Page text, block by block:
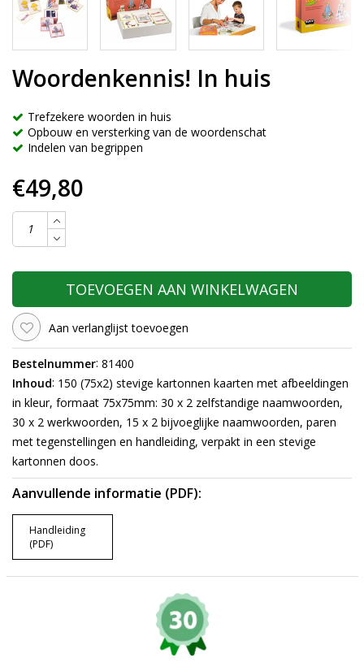
Woordenkennis! In huis
Trefzekere woorden in huis
Opbouw en versterking van de woordenschat
Indelen van begrippen
€49,80
TOEVOEGEN AAN WINKELWAGEN
Aan verlanglijst toevoegen
Bestelnummer: 81400
Inhoud: 150 (75x2) stevige kartonnen kaarten met afbeeldingen
in kleur, formaat 75x75mm: 30 x 2 zelfstandige naamwoorden,
30 x 2 werkwoorden, 15 x 2 bijvoeglijke naamwoorden, paren
met tegenstellingen en handleiding, verpakt in een stevige
kartonnen doos.
Aanvullende informatie (PDF):
Handleiding
(PDF)